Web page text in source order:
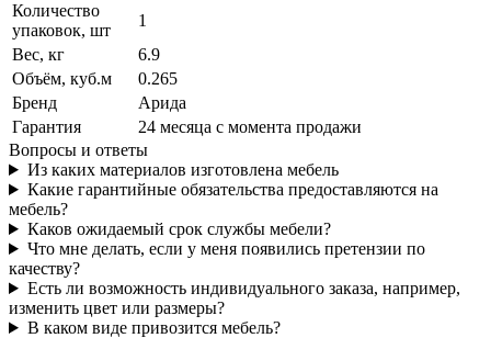
Количество
упаковок, шт
1
Вес, кг
6.9
Объём, куб.м
0.265
Бренд
Арида
Гарантия
24 месяца с момента продажи
Вопросы и ответы
Из каких материалов изготовлена мебель
Какие гарантийные обязательства предоставляются на
мебель?
Каков ожидаемый срок службы мебели?
Что мне делать, если у меня появились претензии по
качеству?
Есть ли возможность индивидуального заказа, например,
изменить цвет или размеры?
В каком виде привозится мебель?